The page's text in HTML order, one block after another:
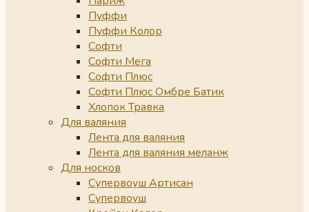
Пуффи
Пуффи Колор
Софти
Софти Мега
Софти Плюс
Софти Плюс Омбре Батик
Хлопок Травка
Для валяния
Лента для валяния
Лента для валяния меланж
Для носков
Супервоуш Артисан
Супервоуш